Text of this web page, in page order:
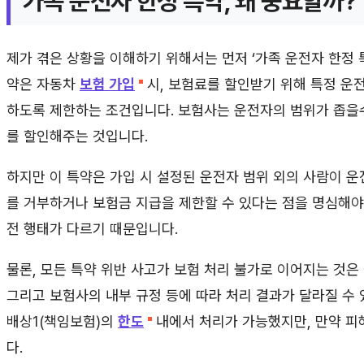
제가 겪은 상황을 이해하기 위해서는 먼저 ‘가족 운전자 한정
약은 자동차 보험 가입
시, 보험료를 할인받기 위해 특정 운
하도록 제한하는 조건입니다. 보험사는 운전자의 범위가 좁
를 할인해주는 것입니다.
하지만 이 특약은 가입 시 설정된 운전자 범위 외의 사람이
를 거부하거나 보험금 지급을 제한할 수 있다는 점을 명심해
전 행태가 다르기 때문입니다.
물론, 모든 특약 위반 사고가 보험 처리 불가로 이어지는 것
그리고 보험사의 내부 규정 등에 따라 처리 결과가 달라질
배상1(책임보험)의 한도
내에서 처리가 가능했지만, 만약
다.